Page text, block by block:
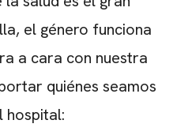
el género funciona
a cara con nuestra
quiénes seamos
hospital: